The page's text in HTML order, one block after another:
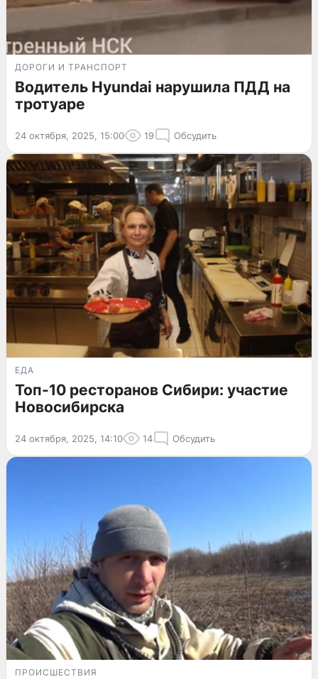
ДОРОГИ И ТРАНСПОРТ
Водитель Hyundai нарушила ПДД на
тротуаре
24 октября, 2025, 15:00 19 Обсудить
ЕДА
Топ-10 ресторанов Сибири: участие
Новосибирска
24 октября, 2025, 14:10 14 Обсудить
ПРОИСШЕСТВИЯ